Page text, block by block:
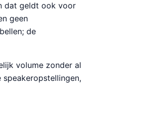
dat geldt ook voor
geen
de
volume zonder al